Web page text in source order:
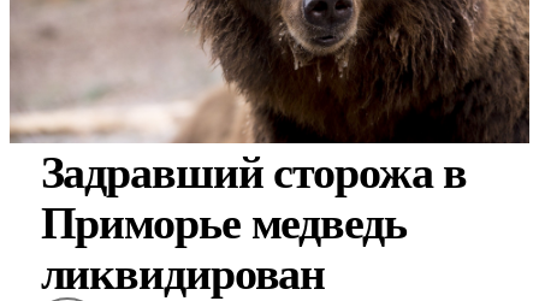
Задравший сторожа в
Приморье медведь
ликвидирован